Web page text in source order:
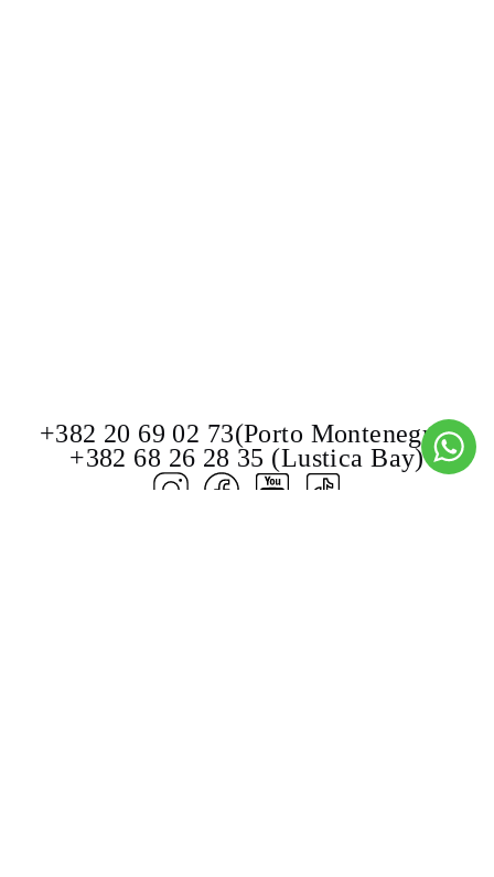
+382 20 69 02 73(Porto Montenegro)
+382 68 26 28 35 (Lustica Bay)